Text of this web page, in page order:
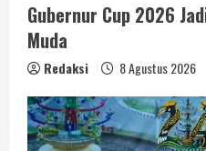
Gubernur Cup 2026
Muda
Redaksi 8 Agustus 2026